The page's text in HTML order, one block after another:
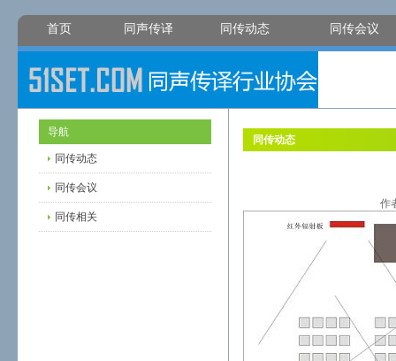
首页 同声传译 同传动态 同传会议
导航
同传动态
同传会议
同传相关
同传动态
作